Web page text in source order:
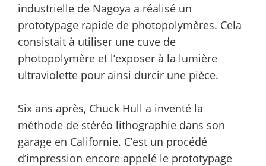
industrielle de Nagoya a réalisé un
prototypage rapide de photopolymères. Cela
consistait à utiliser une cuve de
photopolymère et l’exposer à la lumière
ultraviolette pour ainsi durcir une pièce.
Six ans après, Chuck Hull a inventé la
méthode de stéréo lithographie dans son
garage en Californie. C’est un procédé
d’impression encore appelé le prototypage